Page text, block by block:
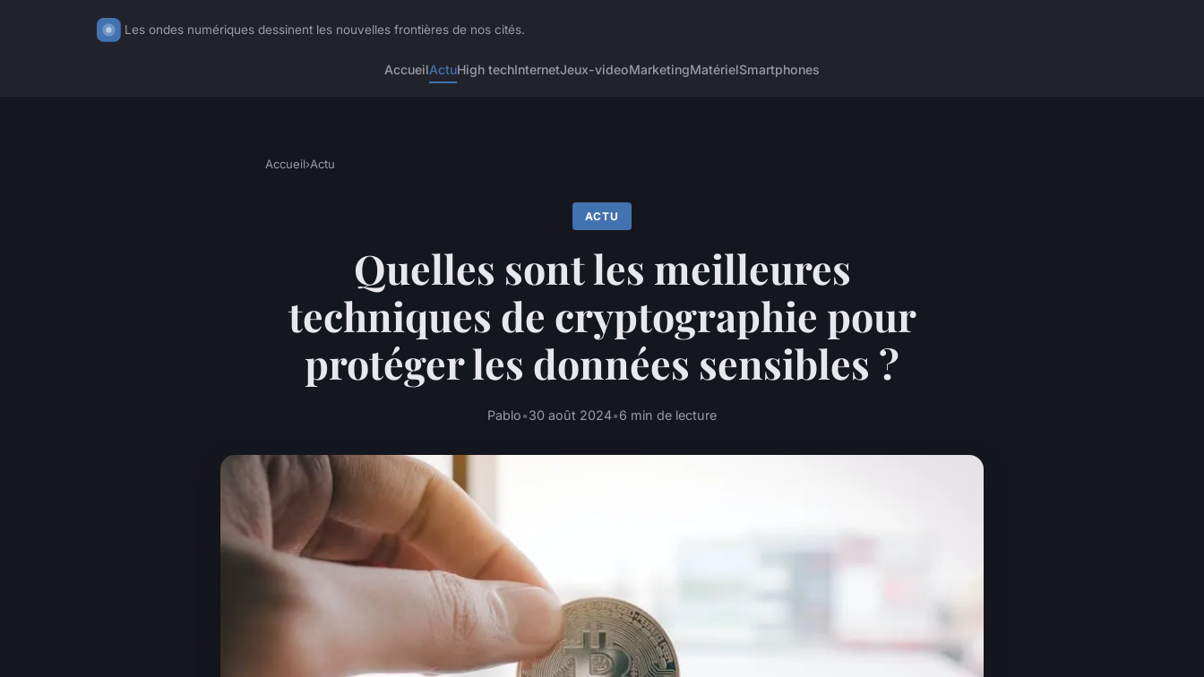
Les ondes numériques dessinent les nouvelles frontières de nos cités.
AccueilActuHigh techInternetJeux-videoMarketingMatérielSmartphones
Accueil›Actu
ACTU
Quelles sont les meilleures
techniques de cryptographie pour
protéger les données sensibles ?
Pablo•30 août 2024•6 min de lecture